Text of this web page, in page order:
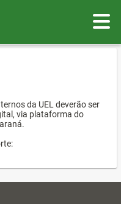
da UEL deverão ser
via plataforma do